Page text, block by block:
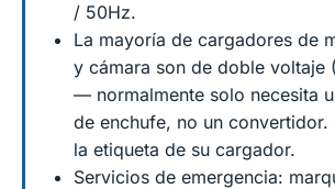
/ 50Hz.
La mayoría de cargadores de
y cámara son de doble voltaje
— normalmente solo necesita
de enchufe, no un convertidor.
la etiqueta de su cargador.
Servicios de emergencia: